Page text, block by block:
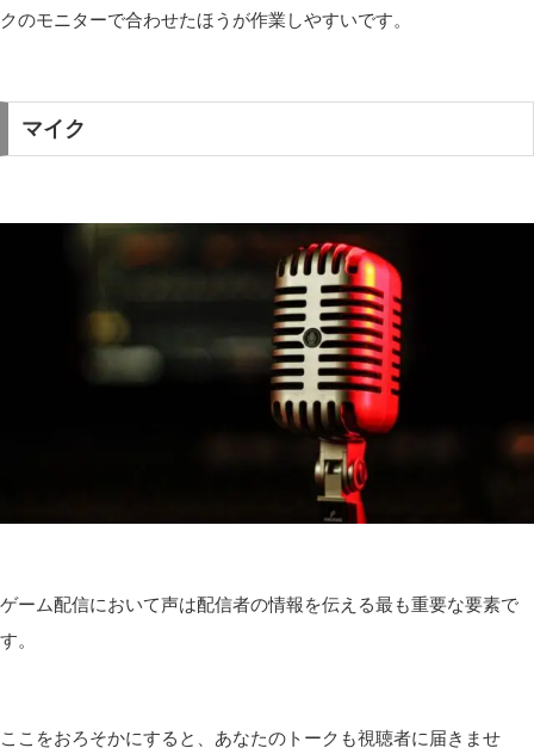
クのモニターで合わせたほうが作業しやすいです。
マイク
ゲーム配信において声は配信者の情報を伝える最も重要な要素で
す。
ここをおろそかにすると、あなたのトークも視聴者に届きませ